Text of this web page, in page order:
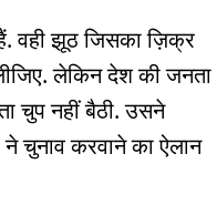
वही झूठ जिसका ज़िक्र
लेकिन देश की जनता
चुप नहीं बैठी. उसने
चुनाव करवाने का ऐलान